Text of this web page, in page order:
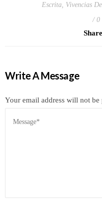
Escrita Vivencias
0
Write A Message
Your email address will not be